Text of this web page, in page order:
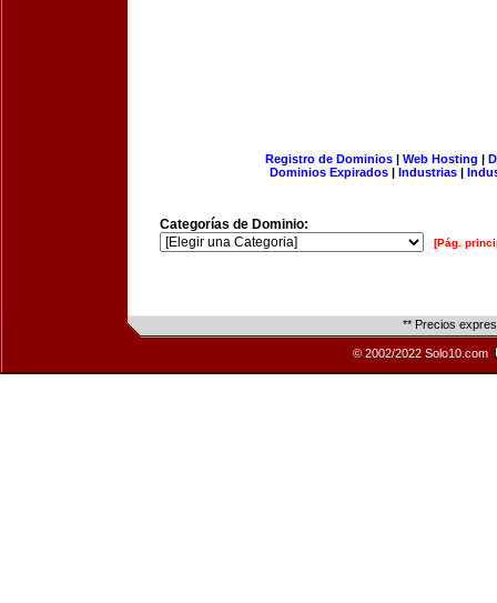
Registro de Dominios| Web Hosting |
Dominios Expirados | Industrias |
Categorías de Dominio:
[Pág.
** Precios
© 2002/2022 Solo10.com